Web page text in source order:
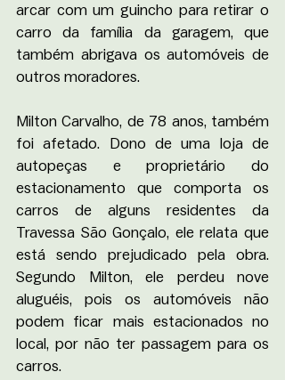
arcar com um guincho para retirar o
carro da família da garagem, que
também abrigava os automóveis de
outros moradores.
Milton Carvalho, de 78 anos, também
foi afetado. Dono de uma loja de
autopeças e proprietário do
estacionamento que comporta os
carros de alguns residentes da
Travessa São Gonçalo, ele relata que
está sendo prejudicado pela obra.
Segundo Milton, ele perdeu nove
aluguéis, pois os automóveis não
podem ficar mais estacionados no
local, por não ter passagem para os
carros.